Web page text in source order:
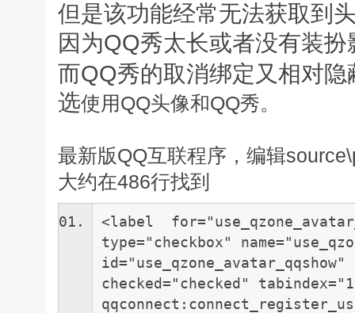
但是该功能经常无法获取到
因为QQ秀太长或者没有装扮
而QQ秀的取消绑定又相对
选使用QQ头像和QQ秀。
最新版QQ互联程序，编辑
大约在486行找到
<label
type="checkbox"
checked="checked"